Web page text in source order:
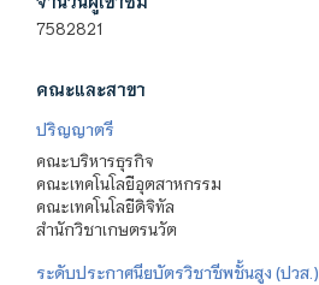
7582821
คณะและสาขา
ปริญญาตรี
คณะบริหารธุรกิจ
คณะเทคโนโลยีอุตสาหกรรม
คณะเทคโนโลยีดิจิทัล
สำนักวิชาเกษตรนวัต
ระดับประกาศนียบัตรวิชาชีพชั้นสูง (ปวส.)